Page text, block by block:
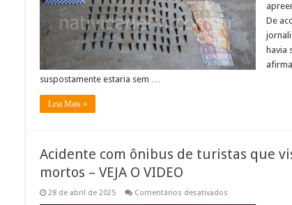
apreensão
de
drogas
em
Varre-
Sai
De
havia
suspostamente estaria sem …
Leia Mais »
Acidente com ônibus de turistas que
mortos – VEJA O VIDEO
28 de abril de 2025 Comentários desativadosem